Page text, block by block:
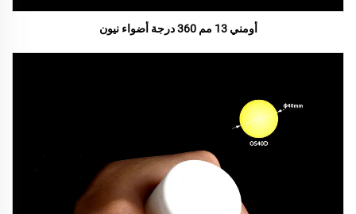
أومني 13 مم 360 درجة أضواء نيون